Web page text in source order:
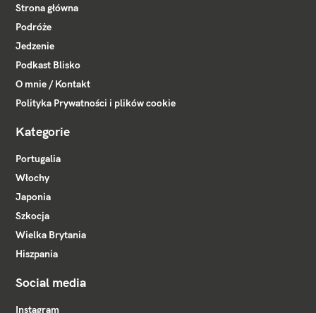
Strona główna
Podróże
Jedzenie
Podkast Blisko
O mnie / Kontakt
Polityka Prywatności i plików cookie
Kategorie
Portugalia
Włochy
Japonia
Szkocja
Wielka Brytania
Hiszpania
Social media
Instagram